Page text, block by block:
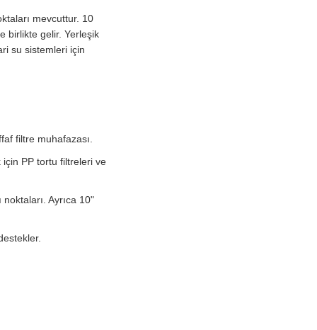
mevcuttur. 10
birlikte gelir. Yerleşik
su sistemleri için
filtre muhafazası.
için PP tortu filtreleri ve
Ayrıca 10"